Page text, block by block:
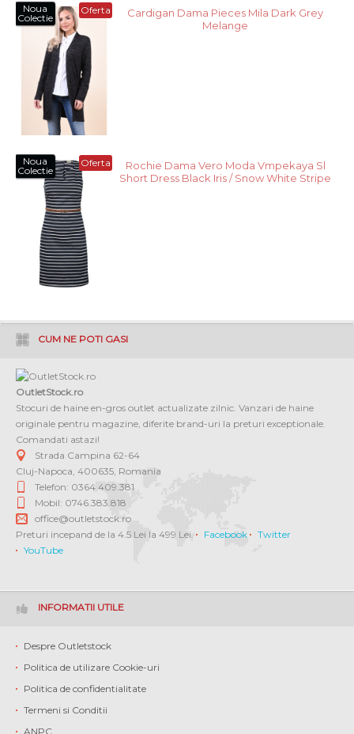
Oferta
Noua
Colectie
Cardigan Dama Pieces Mila Dark Grey
Melange
Oferta
Noua
Colectie
Rochie Dama Vero Moda Vmpekaya Sl
Short Dress Black Iris / Snow White Stripe
CUM NE POTI GASI
OutletStock.ro
Stocuri de haine en-gros outlet actualizate zilnic. Vanzari de haine
originale pentru magazine, diferite brand-uri la preturi exceptionale.
Comandati astazi!
Strada Campina 62-64
Cluj-Napoca, 400635, Romania
Telefon: 0364 409.381
Mobil: 0746.383.818
office@outletstock.ro
Preturi incepand de la 4.5 Lei la 499 Lei.
Facebook
Twitter
YouTube
INFORMATII UTILE
Despre Outletstock
Politica de utilizare Cookie-uri
Politica de confidentialitate
Termeni si Conditii
ANPC